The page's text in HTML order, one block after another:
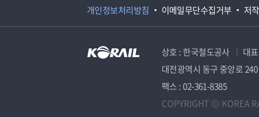
개인정보처리방침 이메일무단수집거부 저
상호 : 한국철도공사 대
대전광역시 동구 중앙로 240
팩스 : 02-361-8385
COPYRIGHT ⓒ KOREA